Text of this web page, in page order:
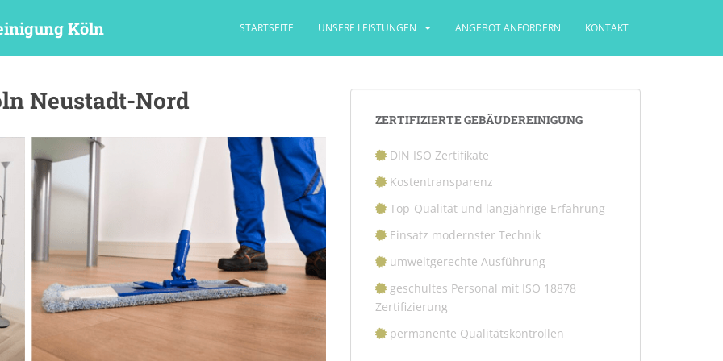
Köln STARTSEITE UNSERE LEISTUNGEN ANGEBOT ANFORDERN KONTAKT
Neustadt-Nord
ZERTIFIZIERTE GEBÄUDEREINIGUNG
DIN ISO Zertifikate
Kostentransparenz
Top-Qualität und langjährige Erfahrung
Einsatz modernster Technik
umweltgerechte Ausführung
geschultes Personal mit ISO 18878
Zertifizierung
permanente Qualitätskontrollen